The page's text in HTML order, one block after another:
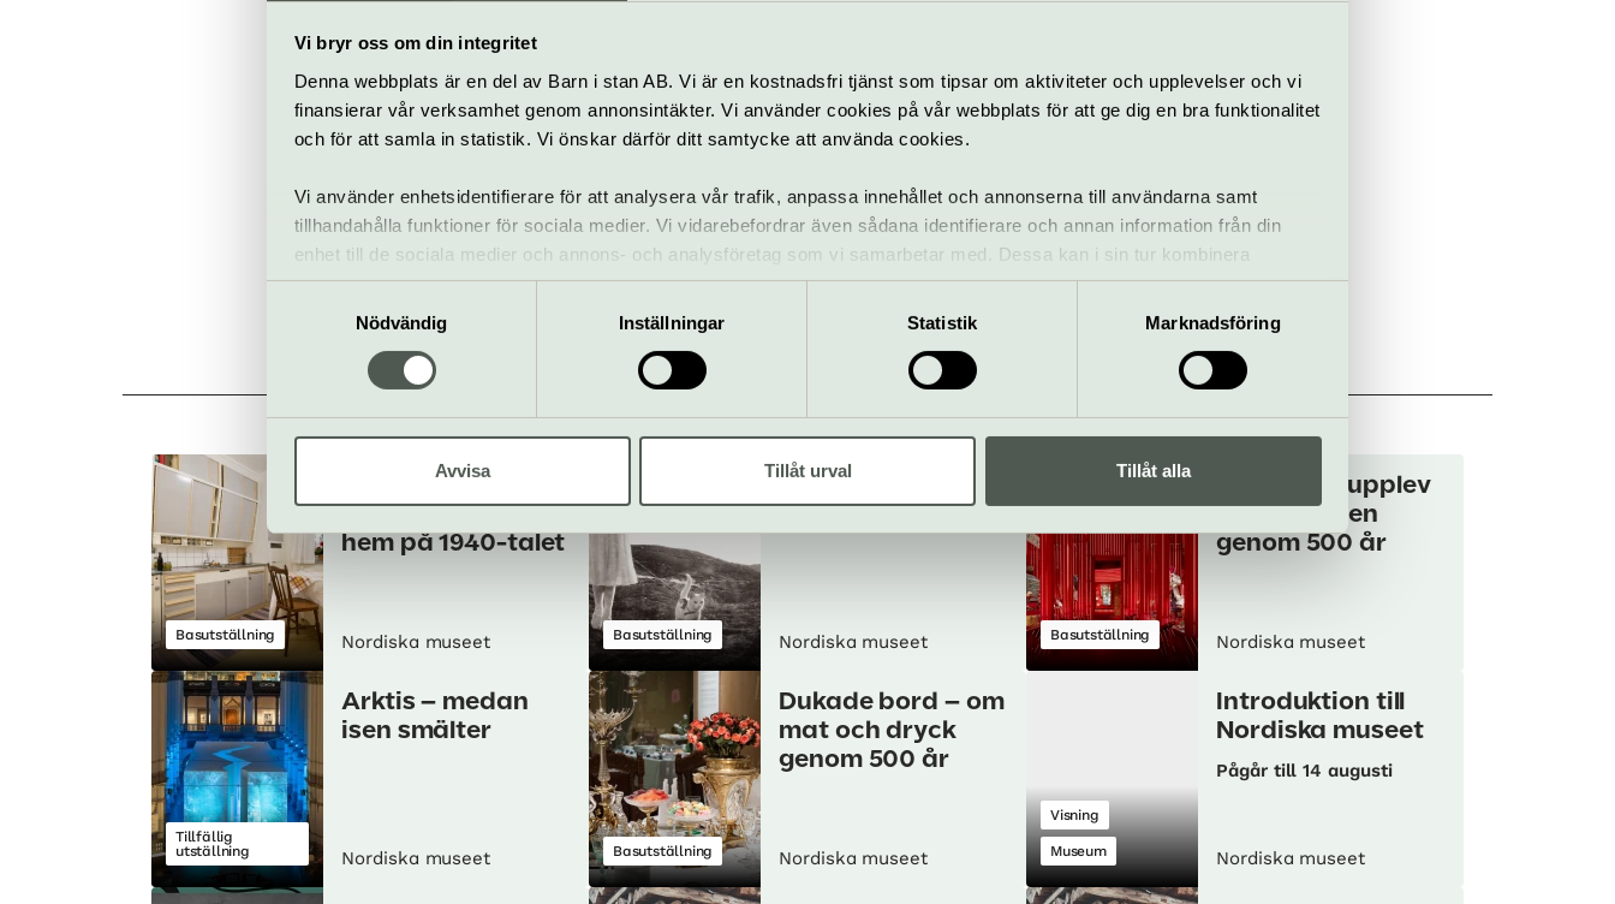
Vi bryr oss om din integritet
Denna webbplats är en del av Barn i stan AB. Vi är en kostnadsfri tjänst som tipsar om aktiviteter och upplevelser och vi
finansierar vår verksamhet genom annonsintäkter. Vi använder cookies på vår webbplats för att ge dig en bra funktionalitet
och för att samla in statistik. Vi önskar därför ditt samtycke att använda cookies.
Vi använder enhetsidentifierare för att analysera vår trafik, anpassa innehållet och annonserna till användarna samt
tillhandahålla funktioner för sociala medier. Vi vidarebefordrar även sådana identifierare och annan information från din
enhet till de sociala medier och annons- och analysföretag som vi samarbetar med. Dessa kan i sin tur kombinera
informationen med annan information som du har tillhandahållit eller som de har samlat in när du har använt deras tjänster.
Nödvändig
Inställningar Statistik Marknadsföring
Avvisa Tillåt urval Tillåt alla
www.nordiskamuseet.se
08-519 547 70
Allt som händer – Nordiska museet
Basutställning
hem på 1940-talet
Nordiska museet Basutställning Nordiska museet Basutställning
Nordbor – upplev
livet i Norden
genom 500 år
Nordiska museet
Tillfällig
utställning
Arktis – medan
isen smälter
Nordiska museet Basutställning
Dukade bord – om
mat och dryck
genom 500 år
Nordiska museet
Visning
Museum
Introduktion till
Nordiska museet
Pågår till 14 augusti
Nordiska museet